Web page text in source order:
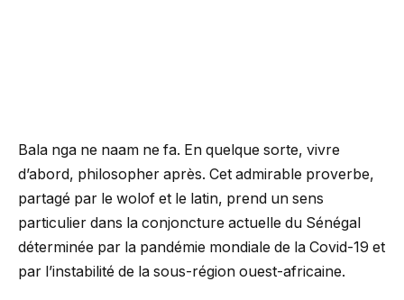
Bala nga ne naam ne fa. En quelque sorte, vivre
d’abord, philosopher après. Cet admirable proverbe,
partagé par le wolof et le latin, prend un sens
particulier dans la conjoncture actuelle du Sénégal
déterminée par la pandémie mondiale de la Covid-19 et
par l’instabilité de la sous-région ouest-africaine.